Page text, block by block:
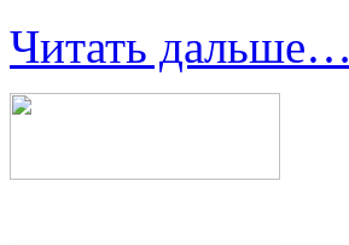
Читать дальше…